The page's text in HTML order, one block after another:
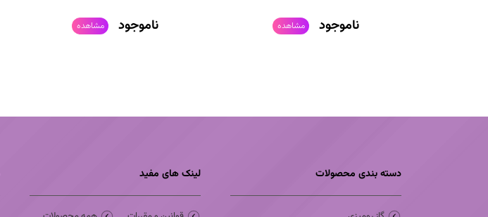
ناموجود مشاهده ناموجود مشاهده
دسته بندی محصولات لینک های مفید